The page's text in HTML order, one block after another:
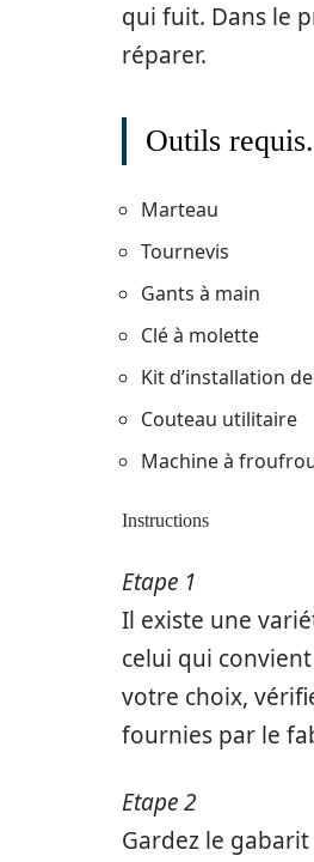
qui fuit. Dans le
réparer.
Outils requis.
Marteau
Tournevis
Gants à main
Clé à molette
Kit d’installation
Couteau utilitaire
Machine à
Instructions
Etape 1
Il existe une
celui qui
votre choix,
fournies par le
Etape 2
Gardez le